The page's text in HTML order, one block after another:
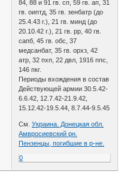
84, 88 и 91 гв. сп, 59 гв. ап, 31
гв. оиптд, 35 гв. зенбатр (до
25.4.43 г.), 21 гв. минд (до
20.10.42 г.), 21 гв. рр, 40 гв.
сапб, 45 гв. обс, 37
медсанбат, 35 гв. орхз, 42
атр, 32 пхп, 22 двл, 1916 ппс,
146 пкг.
Периоды вхождения в состав
Действующей армии 30.5.42-
6.6.42, 12.7.42-21.9.42,
15.12.42-19.5.44, 8.7.44-9.5.45
См.Украина. Донецкая обл.
Амвросиевский рн.
Пензенцы, погибшие в р-не.
0